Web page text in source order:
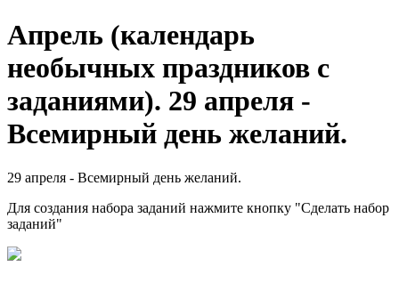
Апрель (календарь
необычных праздников с
заданиями). 29 апреля -
Всемирный день желаний.
29 апреля - Всемирный день желаний.
Для создания набора заданий нажмите кнопку "Сделать набор
заданий"